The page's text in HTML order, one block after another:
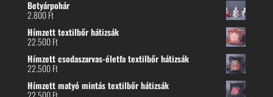
Betyárpohár
2.800Ft
Hímzett textilbőr hátizsák
22.500Ft
Hímzett csodaszarvas-életfa textilbőr hátizsák
22.500Ft
Hímzett matyó mintás textilbőr hátizsák